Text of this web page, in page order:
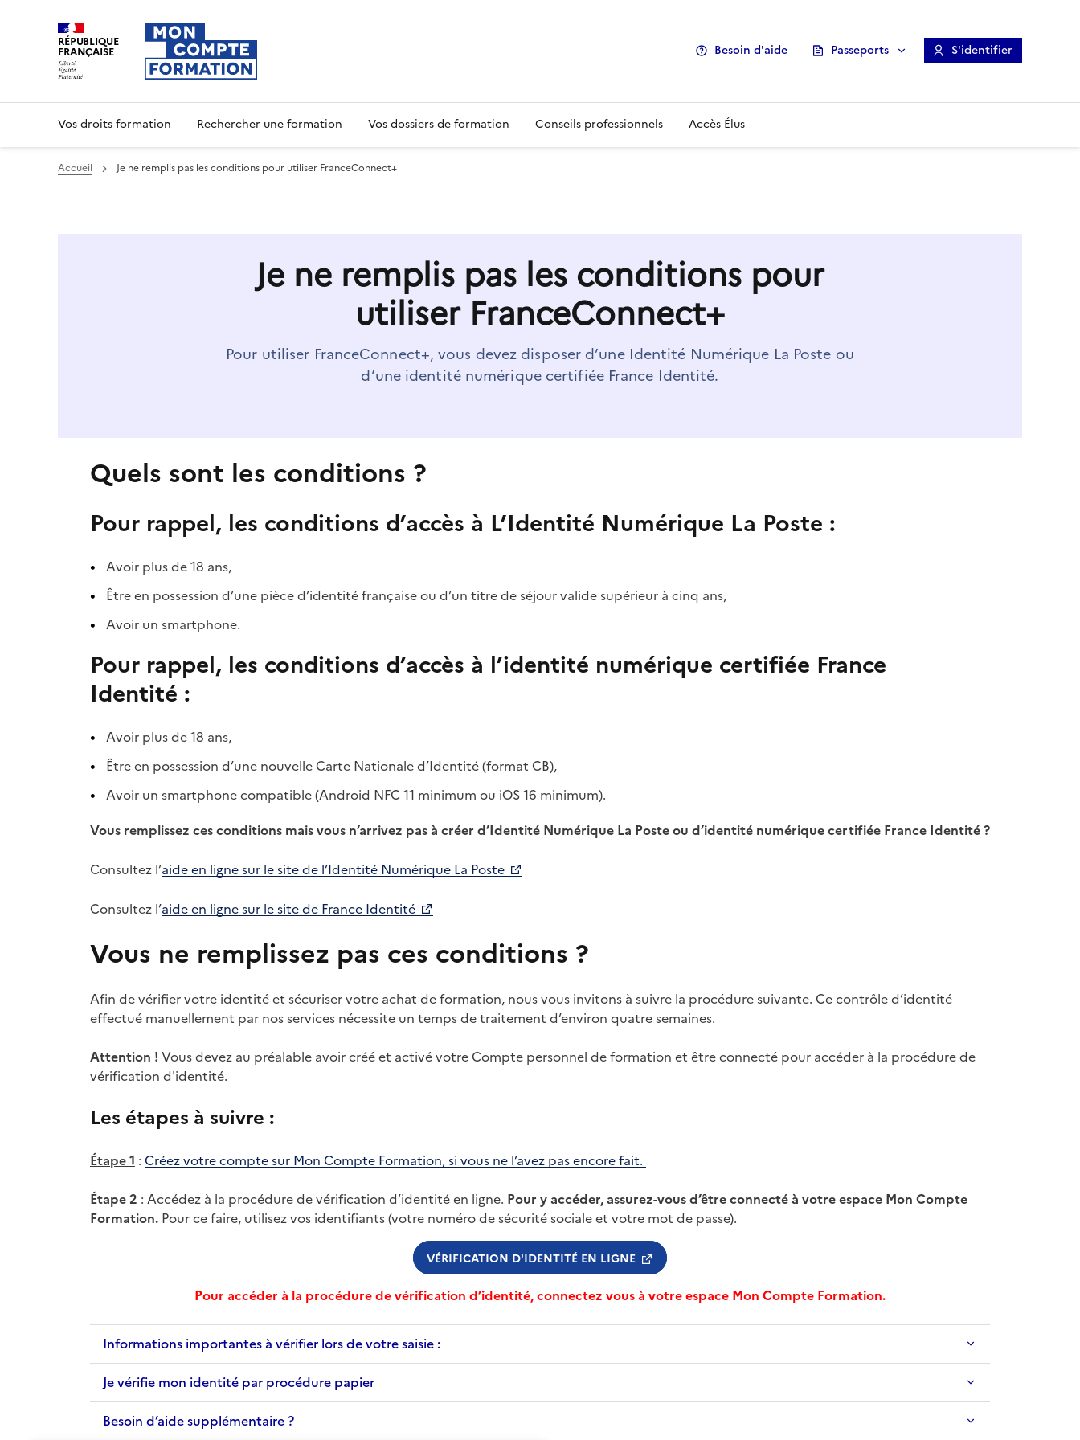
RÉPUBLIQUE
FRANÇAISE Besoin d'aide Passeports S'identifier
Vos droits formation Rechercher une formation Vos dossiers de formation Conseils professionnels Accès Élus
Accueil Je ne remplis pas les conditions pour utiliser FranceConnect+
Je ne remplis pas les conditions pour
utiliser FranceConnect+
Pour utiliser FranceConnect+, vous devez disposer d’une Identité Numérique La Poste ou
d’une identité numérique certifiée France Identité.
Quels sont les conditions ?
Pour rappel, les conditions d’accès à L’Identité Numérique La Poste :
Avoir plus de 18 ans,
Être en possession d’une pièce d’identité française ou d’un titre de séjour valide supérieur à cinq ans,
Avoir un smartphone.
Pour rappel, les conditions d’accès à l’identité numérique certifiée France
Identité :
Avoir plus de 18 ans,
Être en possession d’une nouvelle Carte Nationale d’Identité (format CB),
Avoir un smartphone compatible (Android NFC 11 minimum ou iOS 16 minimum).
Vous remplissez ces conditions mais vous n’arrivez pas à créer d’Identité Numérique La Poste ou d’identité numérique certifiée France Identité ?
Consultez l’aide en ligne sur le site de l’Identité Numérique La Poste
Consultez l’aide en ligne sur le site de France Identité
Vous ne remplissez pas ces conditions ?
Afin de vérifier votre identité et sécuriser votre achat de formation, nous vous invitons à suivre la procédure suivante. Ce contrôle d’identité
effectué manuellement par nos services nécessite un temps de traitement d’environ quatre semaines.
Attention ! Vous devez au préalable avoir créé et activé votre Compte personnel de formation et être connecté pour accéder à la procédure de
vérification d'identité.
Les étapes à suivre :
Étape 1 : Créez votre compte sur Mon Compte Formation, si vous ne l’avez pas encore fait.
Étape 2 : Accédez à la procédure de vérification d’identité en ligne. Pour y accéder, assurez-vous d’être connecté à votre espace Mon Compte
Formation. Pour ce faire, utilisez vos identifiants (votre numéro de sécurité sociale et votre mot de passe).
VÉRIFICATION D'IDENTITÉ EN LIGNE
Pour accéder à la procédure de vérification d’identité, connectez vous à votre espace Mon Compte Formation.
Accordéon
Informations importantes à vérifier lors de votre saisie :
Je vérifie mon identité par procédure papier
Besoin d’aide supplémentaire ?